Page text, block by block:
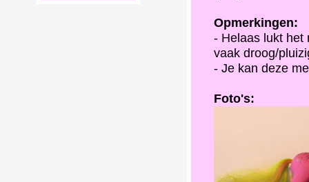
Opmerkingen:
- Helaas lukt het
vaak droog/
- Je kan deze
Foto's: